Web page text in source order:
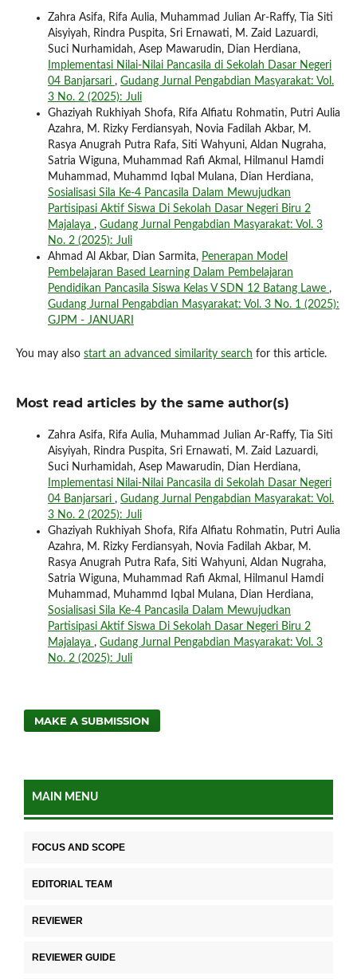
Zahra Asifa, Rifa Aulia, Muhammad Julian Ar-Raffy, Tia Siti
Aisyiyah, Rindra Puspita, Sri Ernawati, M. Zaid Lazuardi,
Suci Nurhamidah, Asep Mawarudin, Dian Herdiana,
Implementasi Nilai-Nilai Pancasila di Sekolah Dasar Negeri
04 Banjarsari , Gudang Jurnal Pengabdian Masyarakat: Vol.
3 No. 2 (2025): Juli
Ghaziyah Rukhiyah Shofa, Rifa Alfiatu Rohmatin, Putri Aulia
Azahra, M. Rizky Ferdiansyah, Novia Fadilah Akbar, M.
Rasya Anugrah Putra Rafa, Siti Wahyuni, Aldan Nugraha,
Satria Wiguna, Muhammad Rafi Akmal, Hilmanul Hamdi
Muhammad, Muhammd Iqbal Mulana, Dian Herdiana,
Sosialisasi Sila Ke-4 Pancasila Dalam Mewujudkan
Partisipasi Aktif Siswa Di Sekolah Dasar Negeri Biru 2
Majalaya , Gudang Jurnal Pengabdian Masyarakat: Vol. 3
No. 2 (2025): Juli
Ahmad Al Akbar, Dian Sarmita, Penerapan Model
Pembelajaran Based Learning Dalam Pembelajaran
Pendidikan Pancasila Siswa Kelas V SDN 12 Batang Lawe ,
Gudang Jurnal Pengabdian Masyarakat: Vol. 3 No. 1 (2025):
GJPM - JANUARI
You may also start an advanced similarity search for this article.
Most read articles by the same author(s)
Zahra Asifa, Rifa Aulia, Muhammad Julian Ar-Raffy, Tia Siti
Aisyiyah, Rindra Puspita, Sri Ernawati, M. Zaid Lazuardi,
Suci Nurhamidah, Asep Mawarudin, Dian Herdiana,
Implementasi Nilai-Nilai Pancasila di Sekolah Dasar Negeri
04 Banjarsari , Gudang Jurnal Pengabdian Masyarakat: Vol.
3 No. 2 (2025): Juli
Ghaziyah Rukhiyah Shofa, Rifa Alfiatu Rohmatin, Putri Aulia
Azahra, M. Rizky Ferdiansyah, Novia Fadilah Akbar, M.
Rasya Anugrah Putra Rafa, Siti Wahyuni, Aldan Nugraha,
Satria Wiguna, Muhammad Rafi Akmal, Hilmanul Hamdi
Muhammad, Muhammd Iqbal Mulana, Dian Herdiana,
Sosialisasi Sila Ke-4 Pancasila Dalam Mewujudkan
Partisipasi Aktif Siswa Di Sekolah Dasar Negeri Biru 2
Majalaya , Gudang Jurnal Pengabdian Masyarakat: Vol. 3
No. 2 (2025): Juli
MAKE A SUBMISSION
MAIN MENU
FOCUS AND SCOPE
EDITORIAL TEAM
REVIEWER
REVIEWER GUIDE